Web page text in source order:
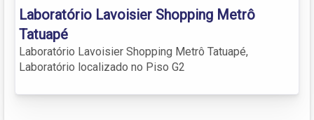
Laboratório Lavoisier Shopping Metrô
Tatuapé
Laboratório Lavoisier Shopping Metrô Tatuapé,
Laboratório localizado no Piso G2